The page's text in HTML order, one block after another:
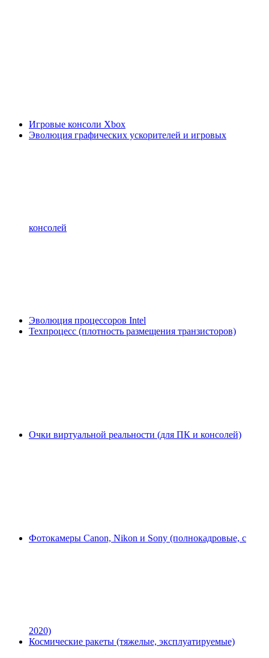
Игровые консоли Xbox
Эволюция графических ускорителей и игровых
консолей
Эволюция процессоров Intel
Техпроцесс (плотность размещения транзисторов)
Очки виртуальной реальности (для ПК и консолей)
Фотокамеры Canon, Nikon и Sony (полнокадровые, с
2020)
Космические ракеты (тяжелые, эксплуатируемые)